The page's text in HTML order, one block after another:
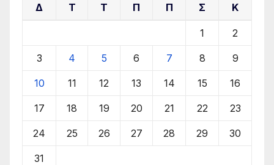
Δ Τ Τ Π Π Σ Κ
1 2
3 4 5 6 7 8 9
10 11 12 13 14 15 16
17 18 19 20 21 22 23
24 25 26 27 28 29 30
31